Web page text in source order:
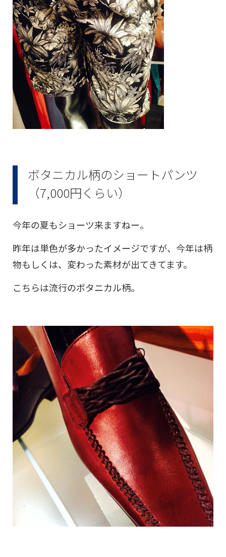
ボタニカル柄のショートパンツ
（7,000円くらい）
今年の夏もショーツ来ますねー。
昨年は単色が多かったイメージですが、今年は柄
物もしくは、変わった素材が出てきてます。
こちらは流行のボタニカル柄。